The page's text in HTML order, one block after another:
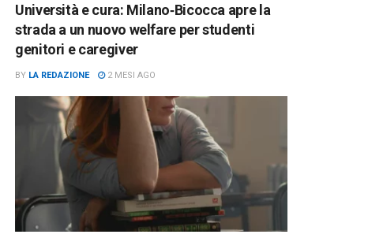
Università e cura: Milano‑Bicocca apre la
strada a un nuovo welfare per studenti
genitori e caregiver
BY LA REDAZIONE 2 MESI AGO